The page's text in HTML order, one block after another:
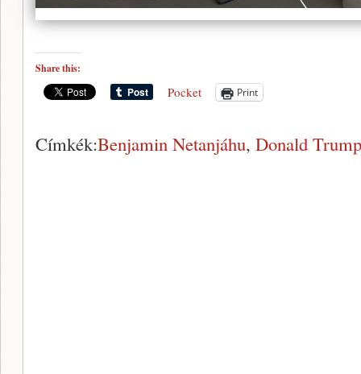
Share this:
Pocket Print
Címkék:Benjamin Netanjáhu, Donald Trump